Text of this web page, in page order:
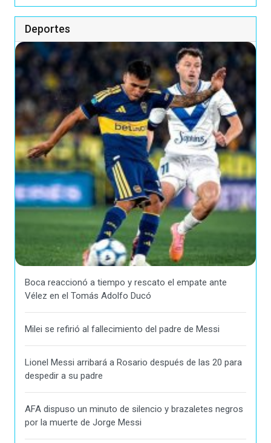
Deportes
Boca reaccionó a tiempo y rescato el empate ante
Vélez en el Tomás Adolfo Ducó
Milei se refirió al fallecimiento del padre de Messi
Lionel Messi arribará a Rosario después de las 20 para
despedir a su padre
AFA dispuso un minuto de silencio y brazaletes negros
por la muerte de Jorge Messi